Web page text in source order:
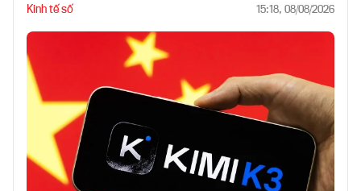
Kinh tế số 15:18, 08/08/2026